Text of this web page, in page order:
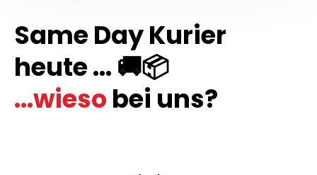
Same Day Kurier
heute ... 🚚📦
...wieso bei uns?